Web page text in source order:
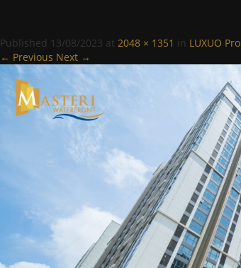
Published 13/08/2023 at 2048 × 1351 in LUXUO
← Previous Next →